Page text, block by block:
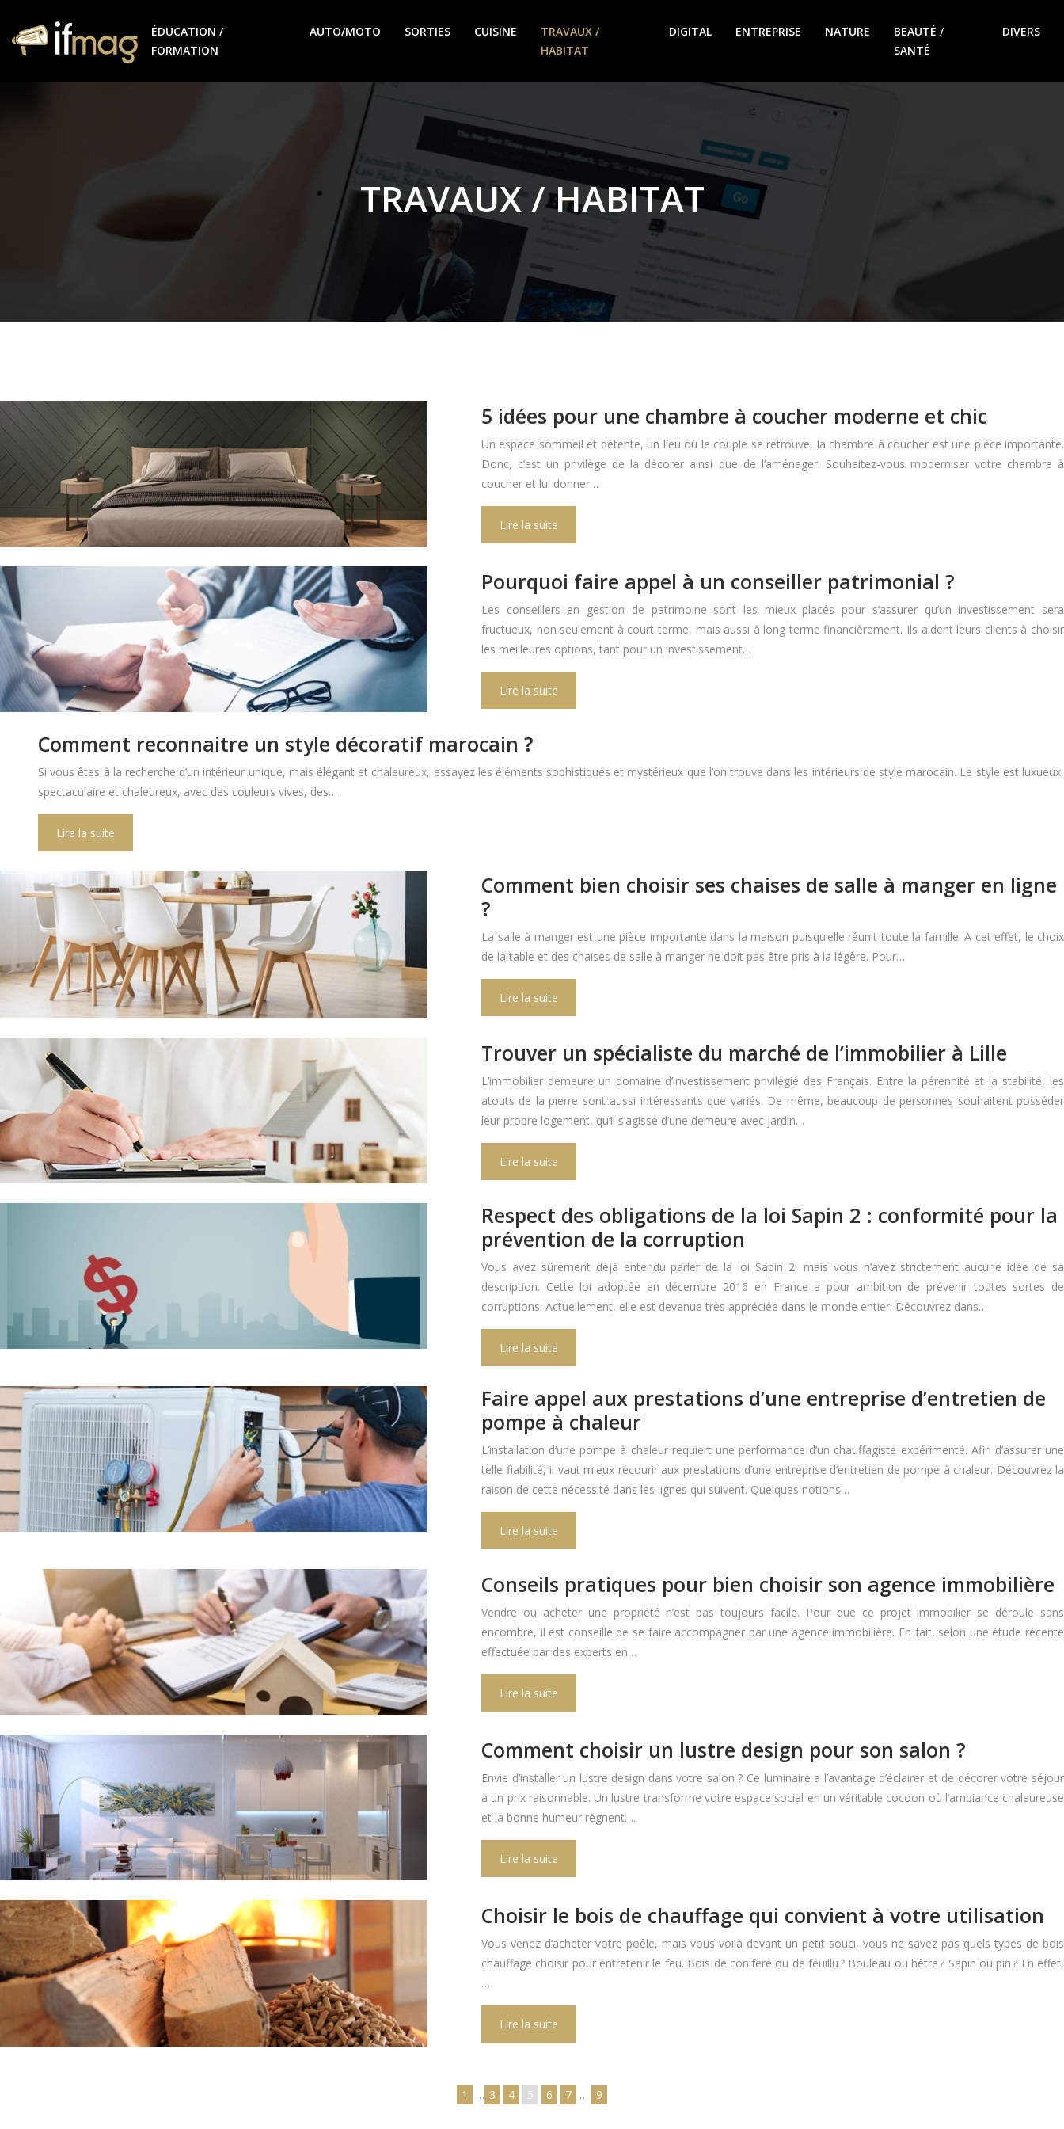
ÉDUCATION /
FORMATION
AUTO/MOTO SORTIES CUISINE
TRAVAUX /
HABITAT
DIGITAL ENTREPRISE NATURE
BEAUTÉ /
SANTÉ
DIVERS
TRAVAUX / HABITAT
5 idées pour une chambre à coucher moderne et chic
Un espace sommeil et détente, un lieu où le couple se retrouve, la chambre à coucher est une pièce importante.
Donc, c’est un privilège de la décorer ainsi que de l’aménager. Souhaitez-vous moderniser votre chambre à
coucher et lui donner…
Lire la suite
Pourquoi faire appel à un conseiller patrimonial ?
Les conseillers en gestion de patrimoine sont les mieux placés pour s’assurer qu’un investissement sera
fructueux, non seulement à court terme, mais aussi à long terme financièrement. Ils aident leurs clients à choisir
les meilleures options, tant pour un investissement…
Lire la suite
Comment reconnaitre un style décoratif marocain ?
Si vous êtes à la recherche d’un intérieur unique, mais élégant et chaleureux, essayez les éléments sophistiqués et mystérieux que l’on trouve dans les intérieurs de style marocain. Le style est luxueux,
spectaculaire et chaleureux, avec des couleurs vives, des…
Lire la suite
Comment bien choisir ses chaises de salle à manger en ligne
?
La salle à manger est une pièce importante dans la maison puisqu’elle réunit toute la famille. A cet effet, le choix
de la table et des chaises de salle à manger ne doit pas être pris à la légère. Pour…
Lire la suite
Trouver un spécialiste du marché de l’immobilier à Lille
L’immobilier demeure un domaine d’investissement privilégié des Français. Entre la pérennité et la stabilité, les
atouts de la pierre sont aussi intéressants que variés. De même, beaucoup de personnes souhaitent posséder
leur propre logement, qu’il s’agisse d’une demeure avec jardin…
Lire la suite
Respect des obligations de la loi Sapin 2 : conformité pour la
prévention de la corruption
Vous avez sûrement déjà entendu parler de la loi Sapin 2, mais vous n’avez strictement aucune idée de sa
description. Cette loi adoptée en décembre 2016 en France a pour ambition de prévenir toutes sortes de
corruptions. Actuellement, elle est devenue très appréciée dans le monde entier. Découvrez dans…
Lire la suite
Faire appel aux prestations d’une entreprise d’entretien de
pompe à chaleur
L’installation d’une pompe à chaleur requiert une performance d’un chauffagiste expérimenté. Afin d’assurer une
telle fiabilité, il vaut mieux recourir aux prestations d’une entreprise d’entretien de pompe à chaleur. Découvrez la
raison de cette nécessité dans les lignes qui suivent. Quelques notions…
Lire la suite
Conseils pratiques pour bien choisir son agence immobilière
Vendre ou acheter une propriété n’est pas toujours facile. Pour que ce projet immobilier se déroule sans
encombre, il est conseillé de se faire accompagner par une agence immobilière. En fait, selon une étude récente
effectuée par des experts en…
Lire la suite
Comment choisir un lustre design pour son salon ?
Envie d’installer un lustre design dans votre salon ? Ce luminaire a l’avantage d’éclairer et de décorer votre séjour
à un prix raisonnable. Un lustre transforme votre espace social en un véritable cocoon où l’ambiance chaleureuse
et la bonne humeur règnent….
Lire la suite
Choisir le bois de chauffage qui convient à votre utilisation
Vous venez d’acheter votre poêle, mais vous voilà devant un petit souci, vous ne savez pas quels types de bois
chauffage choisir pour entretenir le feu. Bois de conifère ou de feuillu ? Bouleau ou hêtre ? Sapin ou pin ? En effet,
…
Lire la suite
1 … 3 4 5 6 7 … 9